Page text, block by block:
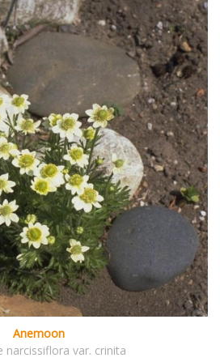
Anemoon
narcissiflora var. crinita